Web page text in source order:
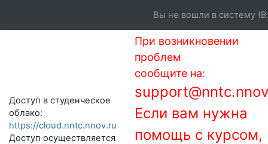
Доступ в студенческое
облако:
https://cloud.nntc.nnov.ru
Доступ осуществляется
При возникновении
проблем
сообщите на:
Если вам нужна
помощь с курсом,
Вы не вошли в систему (